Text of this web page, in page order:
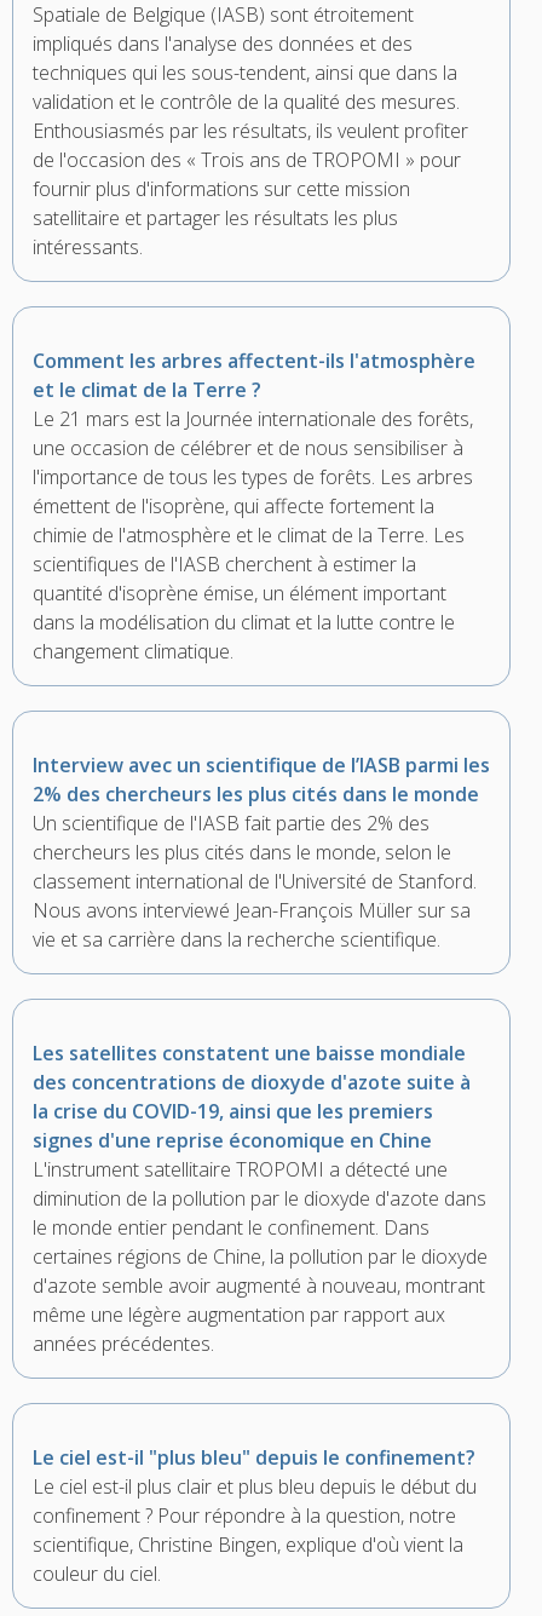
Spatiale de Belgique (IASB) sont étroitement
impliqués dans l'analyse des données et des
techniques qui les sous-tendent, ainsi que dans la
validation et le contrôle de la qualité des mesures.
Enthousiasmés par les résultats, ils veulent profiter
de l'occasion des « Trois ans de TROPOMI » pour
fournir plus d'informations sur cette mission
satellitaire et partager les résultats les plus
intéressants.
Comment les arbres affectent-ils l'atmosphère
et le climat de la Terre ?
Le 21 mars est la Journée internationale des forêts,
une occasion de célébrer et de nous sensibiliser à
l'importance de tous les types de forêts. Les arbres
émettent de l'isoprène, qui affecte fortement la
chimie de l'atmosphère et le climat de la Terre. Les
scientifiques de l'IASB cherchent à estimer la
quantité d'isoprène émise, un élément important
dans la modélisation du climat et la lutte contre le
changement climatique.
Interview avec un scientifique de l’IASB parmi les
2% des chercheurs les plus cités dans le monde
Un scientifique de l'IASB fait partie des 2% des
chercheurs les plus cités dans le monde, selon le
classement international de l'Université de Stanford.
Nous avons interviewé Jean-François Müller sur sa
vie et sa carrière dans la recherche scientifique.
Les satellites constatent une baisse mondiale
des concentrations de dioxyde d'azote suite à
la crise du COVID-19, ainsi que les premiers
signes d'une reprise économique en Chine
L'instrument satellitaire TROPOMI a détecté une
diminution de la pollution par le dioxyde d'azote dans
le monde entier pendant le confinement. Dans
certaines régions de Chine, la pollution par le dioxyde
d'azote semble avoir augmenté à nouveau, montrant
même une légère augmentation par rapport aux
années précédentes.
Le ciel est-il "plus bleu" depuis le confinement?
Le ciel est-il plus clair et plus bleu depuis le début du
confinement ? Pour répondre à la question, notre
scientifique, Christine Bingen, explique d'où vient la
couleur du ciel.